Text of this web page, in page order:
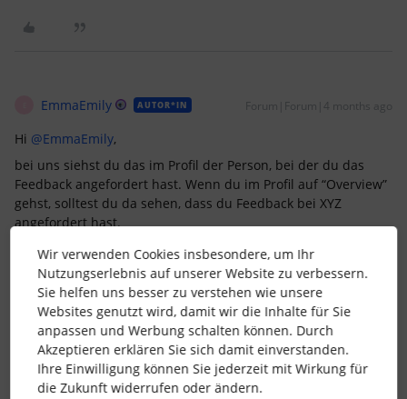
EmmaEmily AUTOR*IN Forum|Forum|4 months ago
Hi ​ @EmmaEmily,
bei uns siehst du das im Profil der Person, bei der du das
Feedback angefordert hast. Wenn du im Profil auf “Overview”
gehst, solltest du da sehen, dass du Feedback bei XYZ
angefordert hast.
Schau mal, ob das die Lösung ist.
Grüße
Oliver
Hallo Oliver, das kann ich nur sehen, wenn ich mich als diese
Person ausgebe, ansonsten nicht. Das kann nicht der Weg
sein.
Wir verwenden Cookies insbesondere, um Ihr
Nutzungserlebnis auf unserer Website zu verbessern.
Sie helfen uns besser zu verstehen wie unsere
Websites genutzt wird, damit wir die Inhalte für Sie
anpassen und Werbung schalten können. Durch
Akzeptieren erklären Sie sich damit einverstanden.
Ihre Einwilligung können Sie jederzeit mit Wirkung für
die Zukunft widerrufen oder ändern.